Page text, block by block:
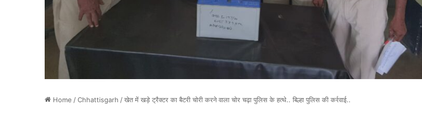
Home /Chhattisgarh /खेत में खड़े ट्रैक्टर का बैटरी चोरी करने वाला चोर चढ़ा पुलिस के हत्थे.. बिल्हा पुलिस की कर्रवाई..